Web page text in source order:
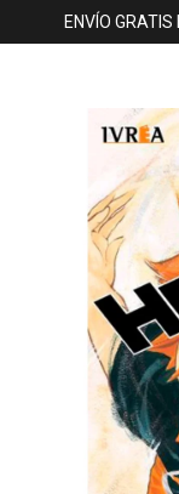
ENVÍO